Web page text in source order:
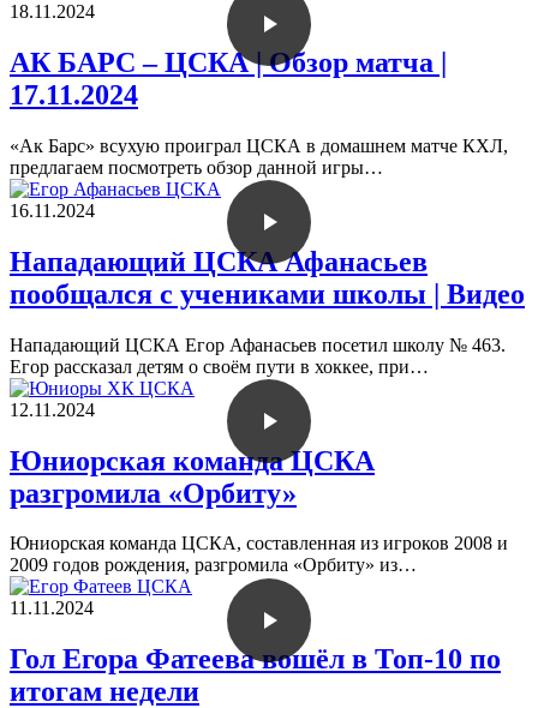
18.11.2024
АК БАРС – ЦСКА | Обзор матча |
17.11.2024
«Ак Барс» всухую проиграл ЦСКА в домашнем матче КХЛ,
предлагаем посмотреть обзор данной игры…
16.11.2024
Нападающий ЦСКА Афанасьев
пообщался с учениками школы | Видео
Нападающий ЦСКА Егор Афанасьев посетил школу № 463.
Егор рассказал детям о своём пути в хоккее, при…
12.11.2024
Юниорская команда ЦСКА
разгромила «Орбиту»
Юниорская команда ЦСКА, составленная из игроков 2008 и
2009 годов рождения, разгромила «Орбиту» из…
11.11.2024
Гол Егора Фатеева вошёл в Топ-10 по
итогам недели